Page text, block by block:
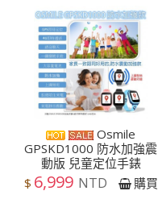
Osmile
GPSKD1000 防水加強震
動版 兒童定位手錶
$ 6,999 NTD 購買